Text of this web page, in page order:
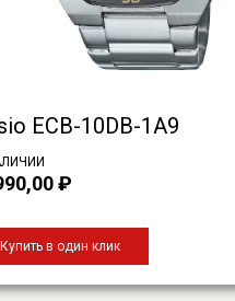
ECB-10DB-1A9
₽
Купить в один клик